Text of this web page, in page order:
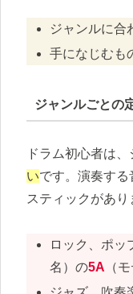
ジャンルに合
手になじむも
ジャンルごとの
ドラム初心者は
いです。演奏す
スティックがあり
ロック、ポッ
名）の5A （